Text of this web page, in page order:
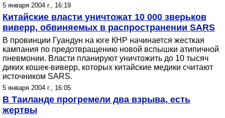
5 января 2004 г., 16:19
Китайские власти уничтожат 10 000 зверьков
виверр, обвиняемых в распространении SARS
В провинции Гуандун на юге КНР начинается жесткая
кампания по предотвращению новой вспышки атипичной
пневмонии. Власти планируют уничтожить до 10 тысяч
диких кошек-виверр, которых китайские медики считают
источником SARS.
5 января 2004 г., 16:05
В Таиланде прогремели два взрыва, есть
жертвы